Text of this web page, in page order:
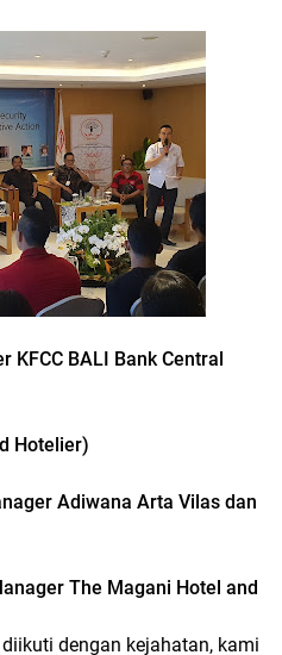
KFCC BALI Bank Central
Hotelier)
Adiwana Arta Vilas dan
The Magani Hotel and
dengan kejahatan, kami